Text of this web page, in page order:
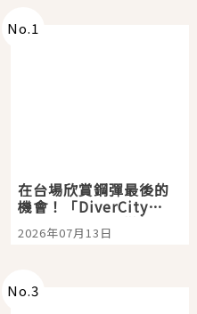
No.1
在台場欣賞鋼彈最後的
機會！「DiverCity
Tokyo Plaza」搭船、
購物、美食及夜景，一
2026年07月13日
No.3